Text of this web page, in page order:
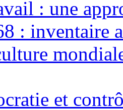
: une
: inventaire
et